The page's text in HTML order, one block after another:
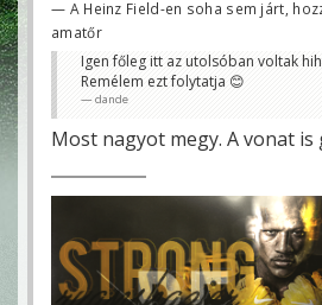
— A Heinz Field-en soha sem járt,
amatőr
Igen főleg itt az utolsóban voltak
Remélem ezt folytatja 😊
dande
Most nagyot megy. A vonat